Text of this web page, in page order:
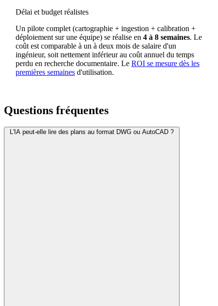
Délai et budget réalistes
Un pilote complet (cartographie + ingestion + calibration +
déploiement sur une équipe) se réalise en 4 à 8 semaines. Le
coût est comparable à un à deux mois de salaire d'un
ingénieur, soit nettement inférieur au coût annuel du temps
perdu en recherche documentaire. Le ROI se mesure dès les
premières semaines d'utilisation.
Questions fréquentes
L'IA peut-elle lire des plans au format DWG ou AutoCAD ?